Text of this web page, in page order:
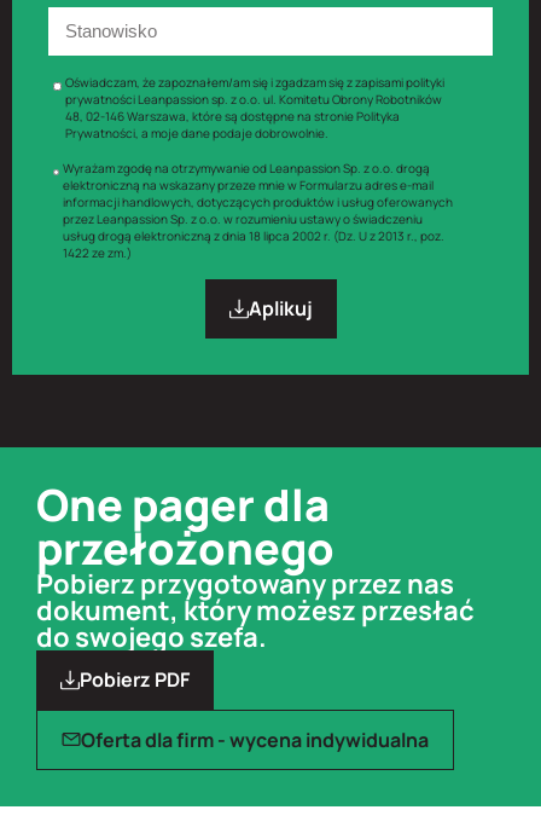
Oświadczam, że zapoznałem/am się i zgadzam się z zapisami polityki
prywatności Leanpassion sp. z o.o. ul. Komitetu Obrony Robotników
48, 02-146 Warszawa, które są dostępne na stronie Polityka
Prywatności, a moje dane podaje dobrowolnie.
Wyrażam zgodę na otrzymywanie od Leanpassion Sp. z o.o. drogą
elektroniczną na wskazany przeze mnie w Formularzu adres e-mail
informacji handlowych, dotyczących produktów i usług oferowanych
przez Leanpassion Sp. z o.o. w rozumieniu ustawy o świadczeniu
usług drogą elektroniczną z dnia 18 lipca 2002 r. (Dz. U z 2013 r., poz.
1422 ze zm.)
Aplikuj
One pager dla
przełożonego
Pobierz przygotowany przez nas
dokument, który możesz przesłać
do swojego szefa.
Pobierz PDF
Oferta dla firm - wycena indywidualna